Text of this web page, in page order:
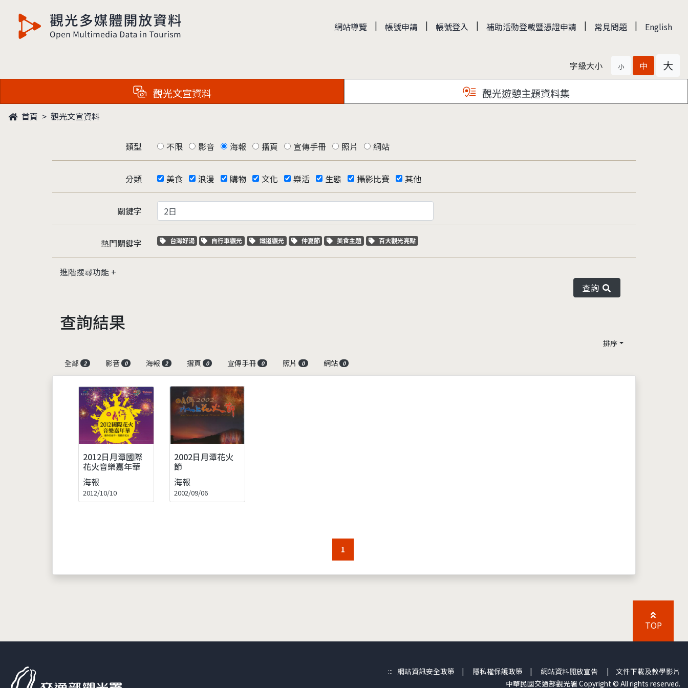
觀光多媒體開放資料 網站導覽 | 帳號申請 | 帳號登入 | 補助活動登載暨憑證申請 | 常見問題 | English
字級大小 小 中 大
觀光文宣資料 觀光遊憩主題資料集
首頁 觀光文宣資料
類型 不限 影音 海報 摺頁 宣傳手冊 照片 網站
分類 美食 浪漫 購物 文化 樂活 生態 攝影比賽 其他
關鍵字
熱門關鍵字 關鍵字標籤
台灣好湯 關鍵字標籤
自行車觀光 關鍵字標籤
鐵道觀光 關鍵字標籤
仲夏節 關鍵字標籤
美食主題 關鍵字標籤
百大觀光亮點
進階搜尋功能
查詢
查詢結果
排序
全部
2 影音 0 海報 2 摺頁 0 宣傳手冊 0 照片 0 網站 0
2012日月潭國際
花火音樂嘉年華
海報
2012/10/10
2002日月潭花火
節
海報
2002/09/06
1
TOP
::: 網站資訊安全政策 | 隱私權保護政策 | 網站資料開放宣告 | 文件下載及教學影片
中華民國交通部觀光署 Copyright © All rights reserved.